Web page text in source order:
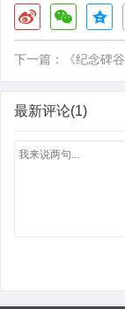
下一篇： 《纪念碑
最新评论(1)